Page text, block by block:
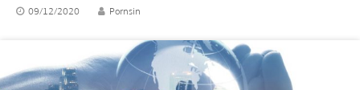
09/12/2020 Pornsin